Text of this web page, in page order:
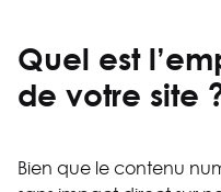
Quel est
de votre site
Bien que le contenu